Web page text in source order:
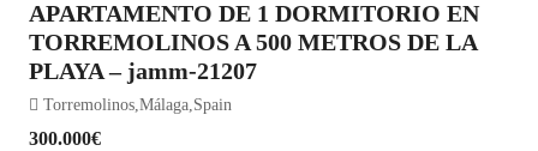
APARTAMENTO DE 1 DORMITORIO EN
TORREMOLINOS A 500 METROS DE LA
PLAYA – jamm-21207
Torremolinos,Málaga,Spain
300.000€